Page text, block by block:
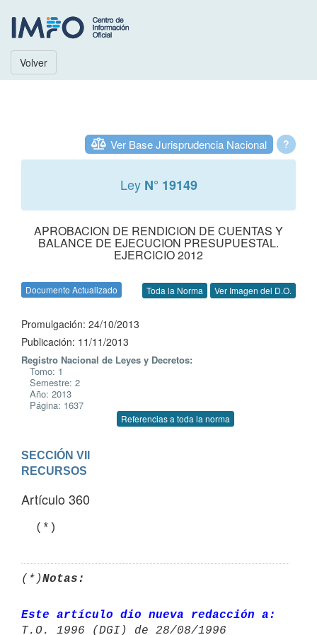
Volver
?
Ver Base Jurisprudencia Nacional
Ley N° 19149
APROBACION DE RENDICION DE CUENTAS Y
BALANCE DE EJECUCION PRESUPUESTAL.
EJERCICIO 2012
Documento Actualizado Toda la Norma Ver Imagen del D.O.
Promulgación: 24/10/2013
Publicación: 11/11/2013
Registro Nacional de Leyes y Decretos:
Tomo: 1
Semestre: 2
Año: 2013
Página: 1637
Referencias a toda la norma
SECCIÓN VII
RECURSOS
Artículo 360
  (*)
(*)Notas:
Este artículo dio nueva redacción a:
T.O. 1996 (DGI) de 28/08/1996